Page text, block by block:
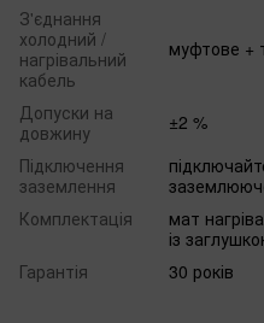
З'єднання
холодний /
нагрівальний
кабель
муфтове +
Допуски на
довжину
±2 %
Підключення
заземлення
Комплектація
мат
із
Гарантія
30 років